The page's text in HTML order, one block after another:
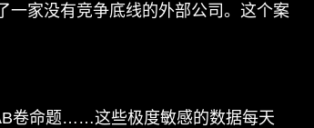
一家没有竞争底线的外部公司。这个案
卷命题……这些极度敏感的数据每天